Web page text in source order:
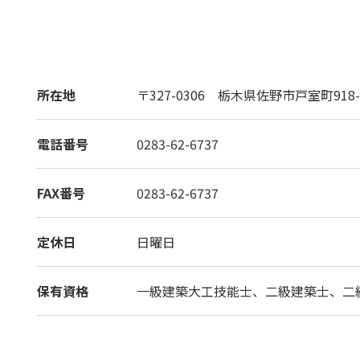
所在地 〒327-0306 栃木県佐野市戸室町
電話番号 0283-62-6737
FAX番号 0283-62-6737
定休日 日曜日
保有資格 一級建築大工技能士、二級建築士、